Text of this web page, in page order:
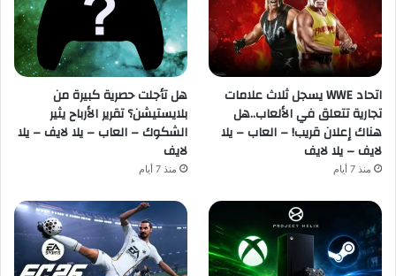
اتحاد WWE يسجل ثلاث علامات
تجارية تتعلق في الألعاب..هل
هناك إعلان قريب! – العاب – يلا
لايف – يلا لايف
منذ 7 أيام
هل تأجلت حصرية كبيرة من
بلايستيشن؟ تقرير الأرباح يثير
الشكوك – العاب – يلا لايف – يلا
لايف
منذ 7 أيام